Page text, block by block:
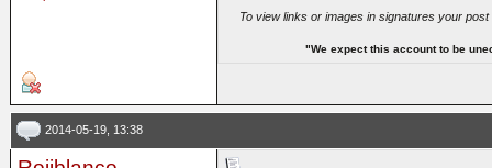
To view links or images in signatures your
"We expect this account to be
2014-05-19, 13:38